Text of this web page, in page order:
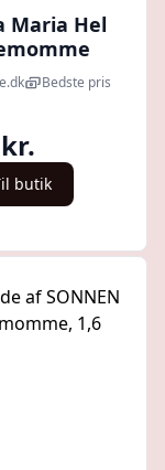
Maria Hel
Bedste pris
butik